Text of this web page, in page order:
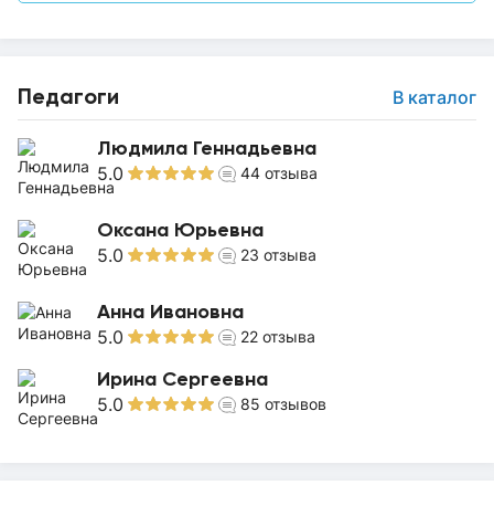
Педагоги В каталог
Людмила Геннадьевна
5.0 44 отзыва
Оксана Юрьевна
5.0 23 отзыва
Анна Ивановна
5.0 22 отзыва
Ирина Сергеевна
5.0 85 отзывов